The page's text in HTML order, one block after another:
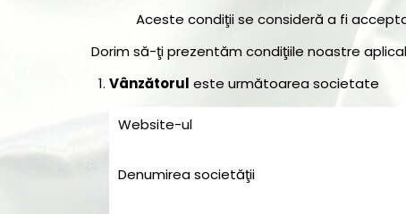
Aceste condiţii se consideră a fi
Dorim să-ţi prezentăm condiţiile noastre
Vânzătorul este următoarea societate
Website-ul
Denumirea societăţii